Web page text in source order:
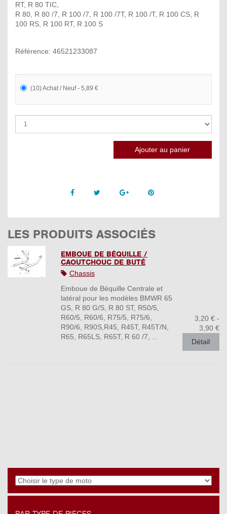
RT, R 80 TIC,
R 80, R 80 /7, R 100 /7, R 100 /7T, R 100 /T, R 100 CS, R
100 RS, R 100 RT, R 100 S
Référence: 46521233087
(10) Achat / Neuf - 5,89 €
Facebook Twitter Google +Pinterest
LES PRODUITS ASSOCIÉS
EMBOUE DE BÉQUILLE /
CAOUTCHOUC DE BUTÉ
Chassis
Emboue de Béquille Centrale et
latéral pour les modèles BMWR 65
GS, R 80 G/S, R 80 ST, R50/5,
R60/5, R60/6, R75/5, R75/6,
R90/6, R90S,R45, R45T, R45T/N,
R65, R65LS, R65T, R 60 /7, ...
3,20 € -
3,90 €
Détail